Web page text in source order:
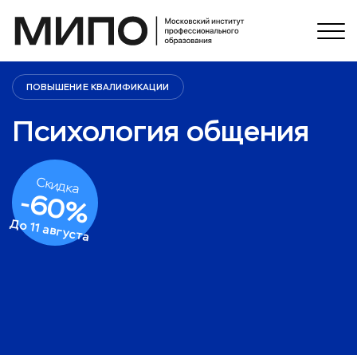
ПОВЫШЕНИЕ КВАЛИФИКАЦИИ
Психология общения
Скидка
-60%
До11 августа